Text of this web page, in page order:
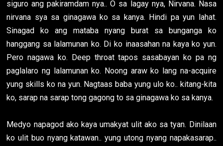
siguro ang pakiramdam nya.. O sa lagay nya, Nirvana. Nasa
nirvana sya sa ginagawa ko sa kanya. Hindi pa yun lahat.
Sinagad ko ang mataba nyang burat sa bunganga ko
hanggang sa lalamunan ko. Di ko inaasahan na kaya ko yun.
Pero nagawa ko. Deep throat tapos sasabayan ko pa ng
paglalaro ng lalamunan ko. Noong araw ko lang na-acquire
yung skills ko na yun. Nagtaas baba yung ulo ko.. kitang-kita
ko, sarap na sarap tong gagong to sa ginagawa ko sa kanya.
Medyo napagod ako kaya umakyat ulit ako sa tyan. Dinilaan
ko ulit buo nyang katawan.. yung utong nyang napakasarap..